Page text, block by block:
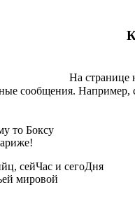
На странице
сообщения.
то Боксу
сейЧас и сегоДня
мировой